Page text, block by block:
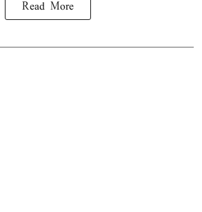
Read More